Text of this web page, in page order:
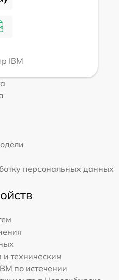
IBM
персональных данных
техническим
по истечении